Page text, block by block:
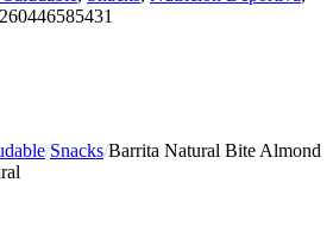
/Snacks/Barrita Natural Bite Almond